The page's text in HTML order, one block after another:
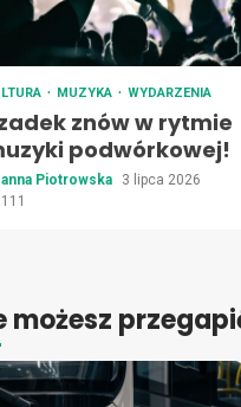
MUZYKA WYDARZENIA
znów w rytmie
podwórkowej!
Piotrowska
3 lipca 2026
111
możesz